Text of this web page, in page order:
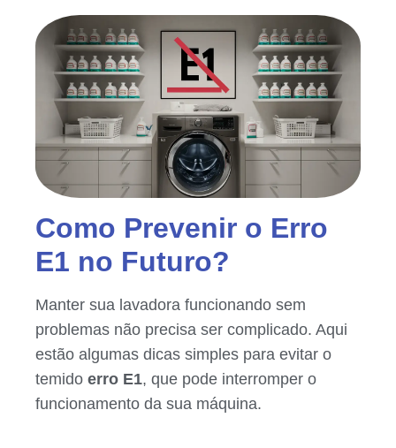
Como Prevenir o Erro
E1 no Futuro?
Manter sua lavadora funcionando sem
problemas não precisa ser complicado. Aqui
estão algumas dicas simples para evitar o
temido erro E1, que pode interromper o
funcionamento da sua máquina.